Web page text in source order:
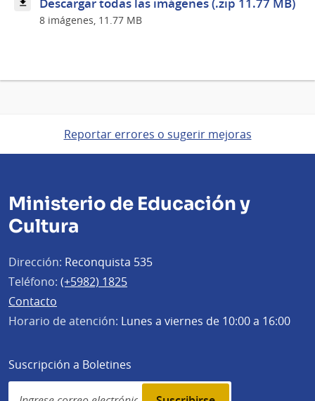
el
Día
8 imágenes, 11.77 MB
Reportar errores o sugerir mejoras
Ministerio de Educación y
Cultura
Dirección: Reconquista 535
Teléfono: (+5982) 1825
Contacto
Horario de atención: Lunes a viernes de 10:00 a 16:00
Suscripción a Boletines
Simplenews